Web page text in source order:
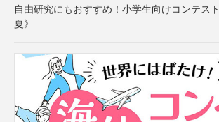
自由研究にもおすすめ！小学生向けコンテス
夏》